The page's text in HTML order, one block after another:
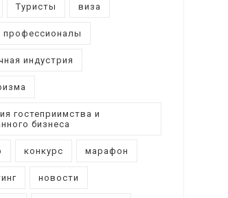
Туристы виза
профессионалы
индустрия
гостеприимства и
бизнеса
конкурс марафон
новости